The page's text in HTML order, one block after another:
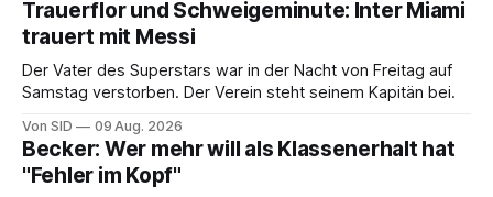
Trauerflor und Schweigeminute: Inter Miami
trauert mit Messi
Der Vater des Superstars war in der Nacht von Freitag auf
Samstag verstorben. Der Verein steht seinem Kapitän bei.
Von SID 09 Aug. 2026
Becker: Wer mehr will als Klassenerhalt hat
"Fehler im Kopf"